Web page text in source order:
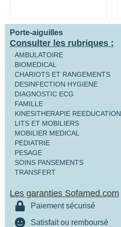
Porte-aiguilles
Consulter les rubriques :
AMBULATOIRE
BIOMEDICAL
CHARIOTS ET RANGEMENTS
DESINFECTION HYGIENE
DIAGNOSTIC ECG
FAMILLE
KINESITHERAPIE REEDUCATION
LITS ET MOBILIERS
MOBILIER MEDICAL
PEDIATRIE
PESAGE
SOINS PANSEMENTS
TRANSFERT
Les garanties Sofamed.com
Paiement sécurisé
Satisfait ou remboursé